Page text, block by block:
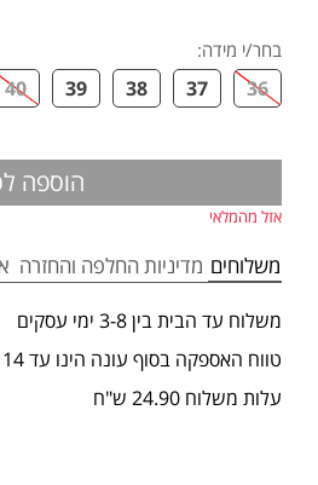
בחר/י מידה:
36
37
38
39
40
הוספה
אזל מהמלאי
משלוחים מדיניות החלפה והחזרה
משלוח עד הבית בין 3-8 ימי עסקים
טווח האספקה בסוף עונה הינו עד 14 ימי עסקים
עלות משלוח 24.90 ש"ח